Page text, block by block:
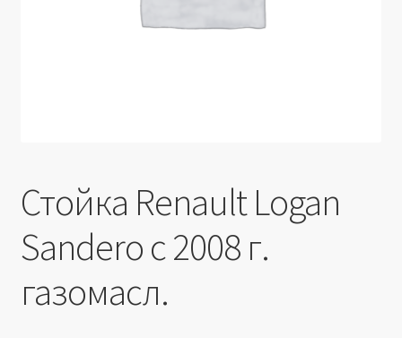
Стойка Renault Logan
Sandero c 2008 г.
газомасл.